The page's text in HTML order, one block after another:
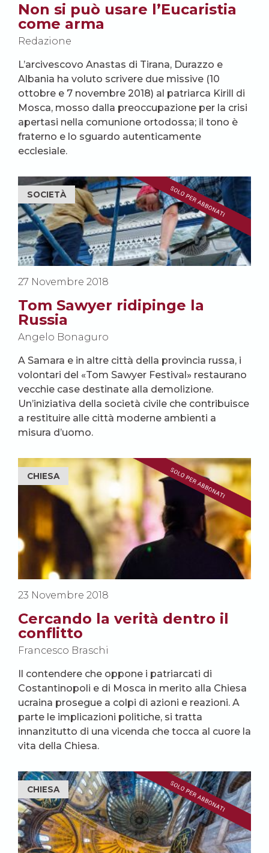
Non si può usare l’Eucaristia
come arma
Redazione
L’arcivescovo Anastas di Tirana, Durazzo e
Albania ha voluto scrivere due missive (10
ottobre e 7 novembre 2018) al patriarca Kirill di
Mosca, mosso dalla preoccupazione per la crisi
apertasi nella comunione ortodossa; il tono è
fraterno e lo sguardo autenticamente
ecclesiale.
SOCIETÀ
27 Novembre 2018
Tom Sawyer ridipinge la
Russia
Angelo Bonaguro
A Samara e in altre città della provincia russa, i
volontari del «Tom Sawyer Festival» restaurano
vecchie case destinate alla demolizione.
Un’iniziativa della società civile che contribuisce
a restituire alle città moderne ambienti a
misura d’uomo.
CHIESA
23 Novembre 2018
Cercando la verità dentro il
conflitto
Francesco Braschi
Il contendere che oppone i patriarcati di
Costantinopoli e di Mosca in merito alla Chiesa
ucraina prosegue a colpi di azioni e reazioni. A
parte le implicazioni politiche, si tratta
innanzitutto di una vicenda che tocca al cuore la
vita della Chiesa.
CHIESA